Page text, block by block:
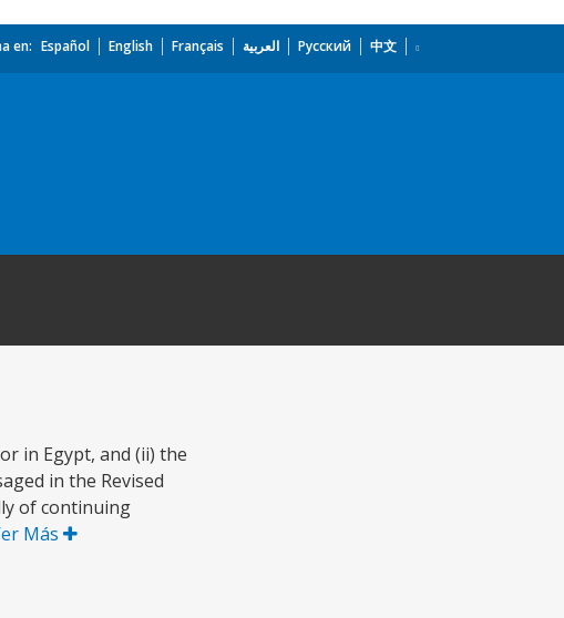
en: Español English Français العربية Русский 中文
in Egypt, and (ii) the
in the Revised
of continuing
Más